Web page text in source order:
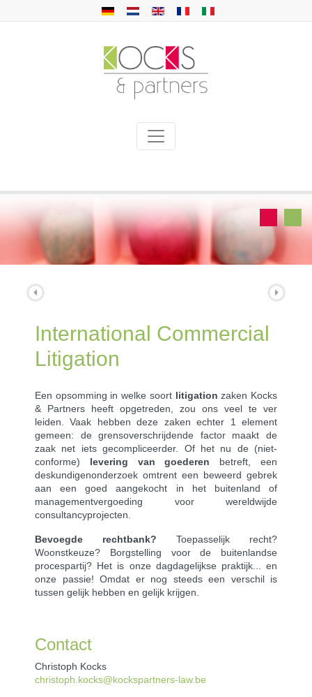
International Commercial
Litigation
Een opsomming in welke soort litigation zaken Kocks
& Partners heeft opgetreden, zou ons veel te ver
leiden. Vaak hebben deze zaken echter 1 element
gemeen: de grensoverschrijdende factor maakt de
zaak net iets gecompliceerder. Of het nu de (niet-
conforme) levering van goederen betreft, een
deskundigenonderzoek omtrent een beweerd gebrek
aan een goed aangekocht in het buitenland of
managementvergoeding voor wereldwijde
consultancyprojecten.
Bevoegde rechtbank? Toepasselijk recht?
Woonstkeuze? Borgstelling voor de buitenlandse
procespartij? Het is onze dagdagelijkse praktijk... en
onze passie! Omdat er nog steeds een verschil is
tussen gelijk hebben en gelijk krijgen.
Contact
Christoph Kocks
christoph.kocks@kockspartners-law.be